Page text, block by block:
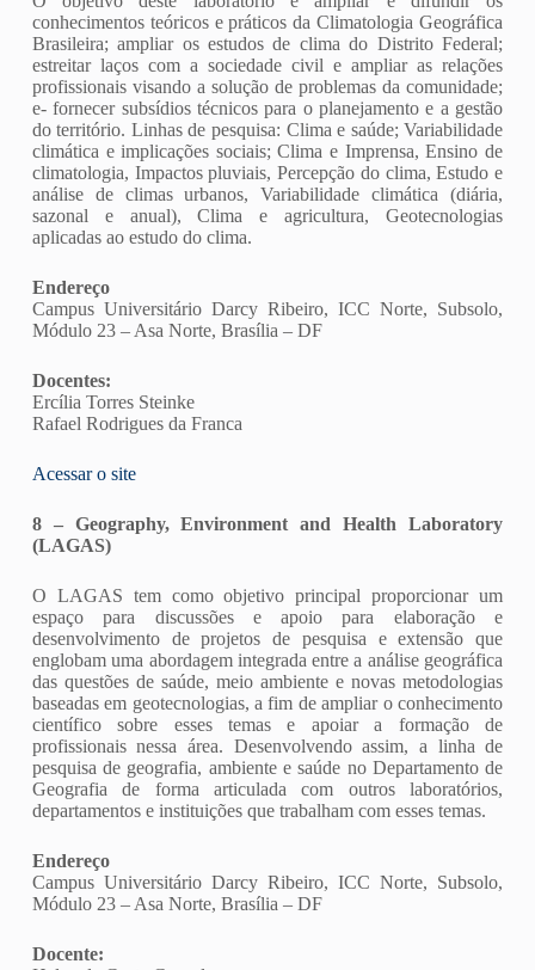
conhecimentos teóricos e práticos da Climatologia Geográfica
Brasileira; ampliar os estudos de clima do Distrito Federal;
estreitar laços com a sociedade civil e ampliar as relações
profissionais visando a solução de problemas da comunidade;
e- fornecer subsídios técnicos para o planejamento e a gestão
do território. Linhas de pesquisa: Clima e saúde; Variabilidade
climática e implicações sociais; Clima e Imprensa, Ensino de
climatologia, Impactos pluviais, Percepção do clima, Estudo e
análise de climas urbanos, Variabilidade climática (diária,
sazonal e anual), Clima e agricultura, Geotecnologias
aplicadas ao estudo do clima.
Endereço
Campus Universitário Darcy Ribeiro, ICC Norte, Subsolo,
Módulo 23 – Asa Norte, Brasília – DF
Docentes:
Ercília Torres Steinke
Rafael Rodrigues da Franca
Acessar o site
8 – Geography, Environment and Health Laboratory
(LAGAS)
O LAGAS tem como objetivo principal proporcionar um
espaço para discussões e apoio para elaboração e
desenvolvimento de projetos de pesquisa e extensão que
englobam uma abordagem integrada entre a análise geográfica
das questões de saúde, meio ambiente e novas metodologias
baseadas em geotecnologias, a fim de ampliar o conhecimento
científico sobre esses temas e apoiar a formação de
profissionais nessa área. Desenvolvendo assim, a linha de
pesquisa de geografia, ambiente e saúde no Departamento de
Geografia de forma articulada com outros laboratórios,
departamentos e instituições que trabalham com esses temas.
Endereço
Campus Universitário Darcy Ribeiro, ICC Norte, Subsolo,
Módulo 23 – Asa Norte, Brasília – DF
Docente: